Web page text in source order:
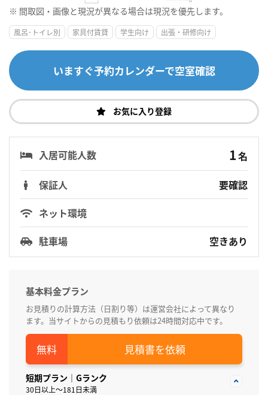
※ 間取図・画像と現況が異なる場合は現況を優先します。
風呂･トイレ別 家具付賃貸 学生向け 出張・研修向け
いますぐ予約カレンダーで空室確認
お気に入り登録
入居可能人数 1名
保証人
要確認
ネット環境
駐車場
空きあり
基本料金プラン
お見積りの計算方法（日割り等）は運営会社によって異なり
ます。当サイトからの見積もり依頼は24時間対応中です。
見積書を依頼
短期プラン｜Gランク
30日以上～181日未満